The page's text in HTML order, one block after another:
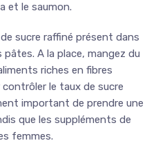
et le saumon.
sucre raffiné présent dans
pâtes. A la place, mangez du
riches en fibres
le taux de sucre
important de prendre une
que les suppléments de
femmes.